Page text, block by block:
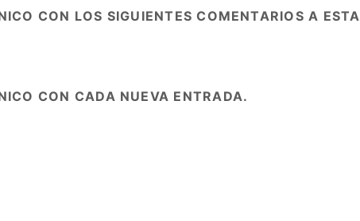
CON LOS SIGUIENTES COMENTARIOS A ESTA
CON CADA NUEVA ENTRADA.